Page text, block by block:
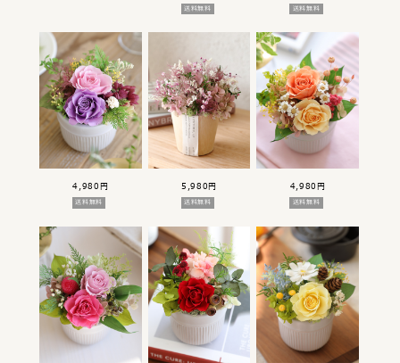
送料無料 送料無料
4,980円
送料無料
5,980円
送料無料
4,980円
送料無料